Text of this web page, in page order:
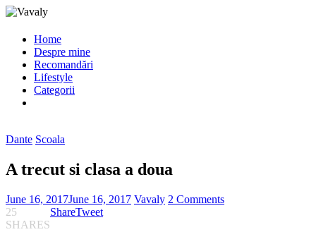
Home
Despre mine
Recomandări
Lifestyle
Categorii
Dante Scoala
A trecut si clasa a doua
June 16, 2017June 16, 2017 Vavaly 2 Comments
25
SHARES
ShareTweet